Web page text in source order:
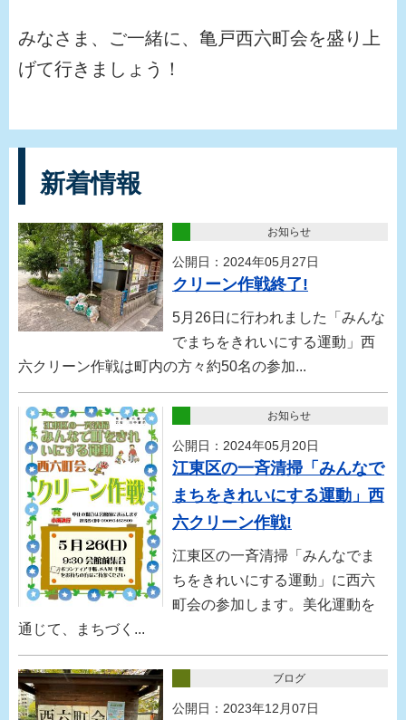
みなさま、ご一緒に、亀戸西六町会を盛り上
げて行きましょう！
新着情報
お知らせ
公開日：2024年05月27日
クリーン作戦終了!
5月26日に行われました「みんな
でまちをきれいにする運動」西
六クリーン作戦は町内の方々約50名の参加...
お知らせ
公開日：2024年05月20日
江東区の一斉清掃「みんなで
まちをきれいにする運動」西
六クリーン作戦!
江東区の一斉清掃「みんなでま
ちをきれいにする運動」に西六
町会の参加します。美化運動を
通じて、まちづく...
ブログ
公開日：2023年12月07日